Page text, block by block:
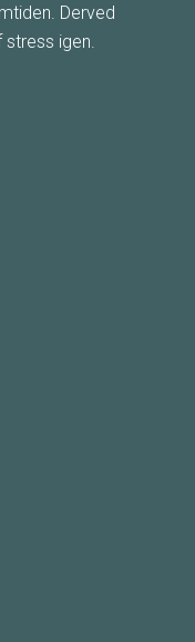
Derved
igen.